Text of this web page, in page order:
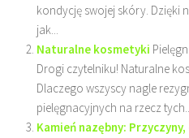
kondycję swojej skóry. Dzięki
jak...
Naturalne kosmetyki
Drogi czytelniku! Naturalne
Dlaczego wszyscy nagle
pielęgnacyjnych na rzecz
Kamień nazębny: